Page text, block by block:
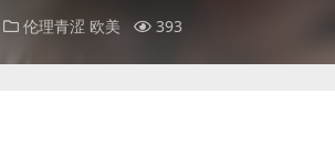
伦理青涩 欧美 393